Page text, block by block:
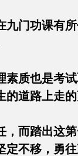
门功课有
。
质也是考
人生的道
而踏出这
不移，勇